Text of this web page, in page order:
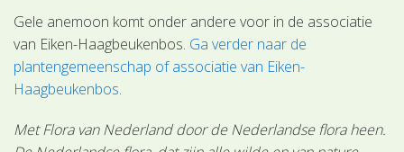
Gele anemoon komt onder andere voor in de associatie
van Eiken-Haagbeukenbos. Ga verder naar de
plantengemeenschap of associatie van Eiken-
Haagbeukenbos.
Met Flora van Nederland door de Nederlandse flora heen.